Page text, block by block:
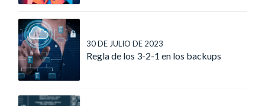
30 DE JULIO DE 2023
Regla de los 3-2-1 en los backups